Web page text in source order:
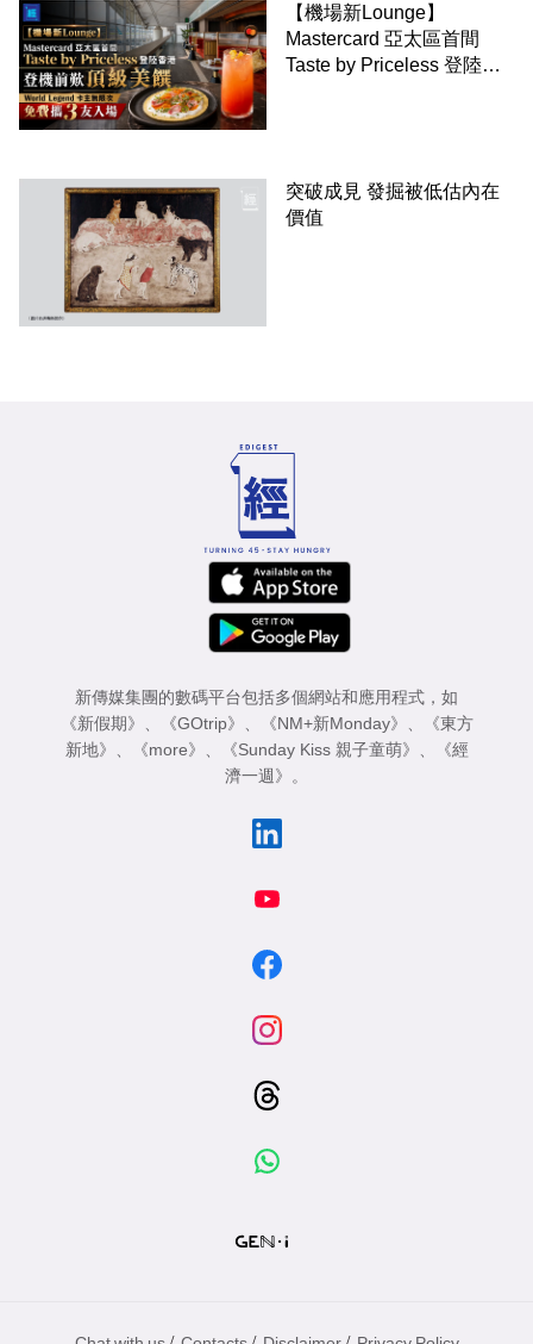
【機場新Lounge】
Mastercard 亞太區首間
Taste by Priceless 登陸香
突破成見 發掘被低估內在
價值
新傳媒集團的數碼平台包括多個網站和應用程式，如
《新假期》 、 《GOtrip》 、 《NM+新Monday》 、
《東方
新地》 、 《more》 、 《Sunday Kiss 親子童萌》 、
《經
濟一週》 。